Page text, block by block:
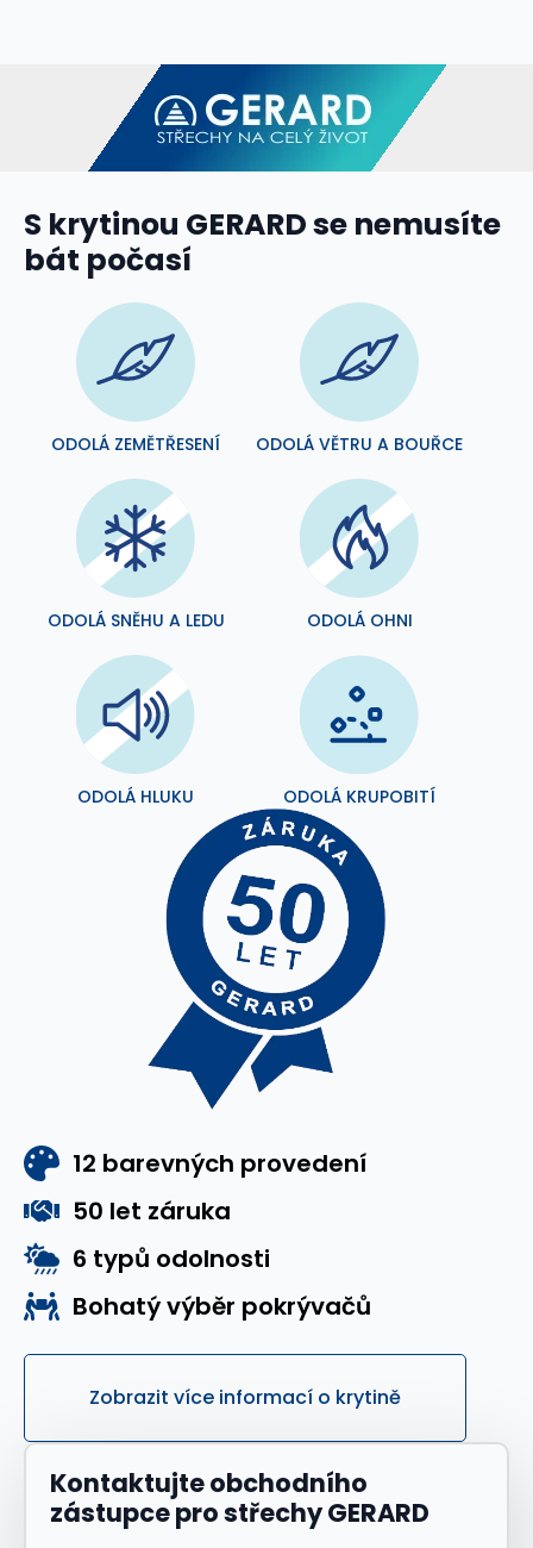
S krytinou GERARD se nemusíte
bát počasí
ODOLÁ ZEMĚTŘESENÍ ODOLÁ VĚTRU A BOUŘCE
ODOLÁ SNĚHU A LEDU ODOLÁ OHNI
ODOLÁ HLUKU ODOLÁ KRUPOBITÍ
12 barevných provedení
50 let záruka
6 typů odolnosti
Bohatý výběr pokrývačů
Zobrazit více informací o krytině
Kontaktujte obchodního
zástupce pro střechy GERARD